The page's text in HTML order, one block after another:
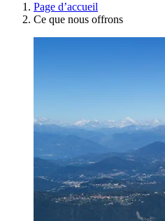
Page d’accueil
Ce que nous offrons